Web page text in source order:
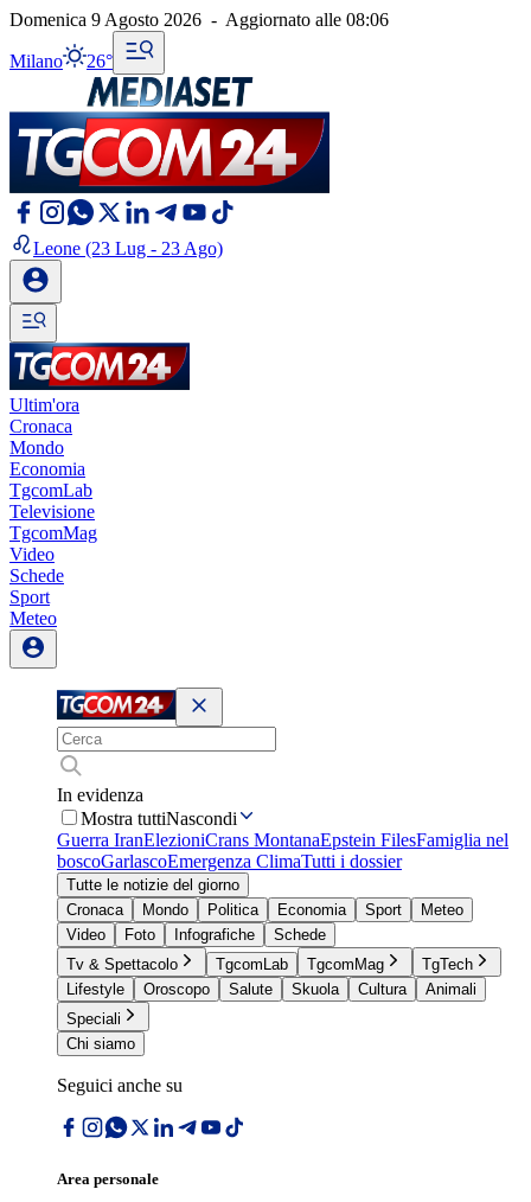
Domenica 9 Agosto 2026 - Aggiornato alle 08:06
Milano 26°
Leone (23 Lug - 23 Ago)
Ultim'ora
Cronaca
Mondo
Economia
TgcomLab
Televisione
TgcomMag
Video
Schede
Sport
Meteo
In evidenza
Mostra tuttiNascondi
Guerra IranElezioniCrans MontanaEpstein FilesFamiglia nel
boscoGarlascoEmergenza ClimaTutti i dossier
Tutte le notizie del giorno
Cronaca
Mondo Politica Economia Sport
Meteo
Video
Foto Infografiche
Schede
Tv & Spettacolo
TgcomLab TgcomMag
TgTech
Lifestyle
Oroscopo Salute Skuola Cultura
Animali
Speciali
Chi siamo
Seguici anche su
Area personale